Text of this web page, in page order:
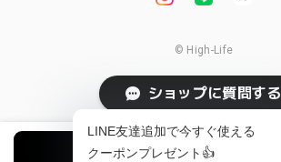
© High-Life
オプションを選択
ショップに質問する